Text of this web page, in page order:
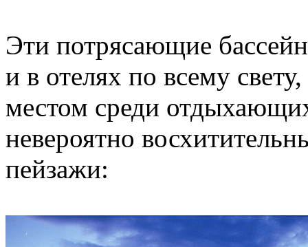
Эти потрясающие
и в отелях по всему
местом среди
невероятно
пейзажи: